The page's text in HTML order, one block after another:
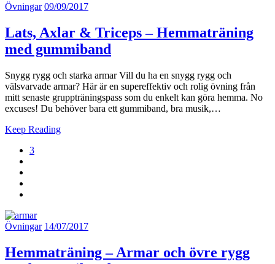
Övningar 09/09/2017
Lats, Axlar & Triceps – Hemmaträning
med gummiband
Snygg rygg och starka armar Vill du ha en snygg rygg och
välsvarvade armar? Här är en supereffektiv och rolig övning från
mitt senaste gruppträningspass som du enkelt kan göra hemma. No
excuses! Du behöver bara ett gummiband, bra musik,…
Keep Reading
3
Övningar 14/07/2017
Hemmaträning – Armar och övre rygg